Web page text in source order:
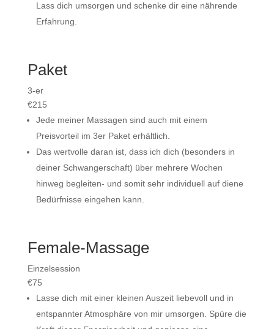
Lass dich umsorgen und schenke dir eine nährende
Erfahrung.
Paket
3-er
€215
Jede meiner Massagen sind auch mit einem
Preisvorteil im 3er Paket erhältlich.
Das wertvolle daran ist, dass ich dich (besonders in
deiner Schwangerschaft) über mehrere Wochen
hinweg begleiten- und somit sehr individuell auf diene
Bedürfnisse eingehen kann.
Female-Massage
Einzelsession
€75
Lasse dich mit einer kleinen Auszeit liebevoll und in
entspannter Atmosphäre von mir umsorgen. Spüre die